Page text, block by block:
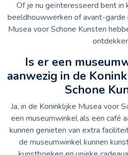
Of je nu geïnteresseerd bent in
beeldhouwwerken of avant-garde
Musea voor Schone Kunsten
Is er een
aanwezig in de
Schone
Ja, in de Koninklijke Musea voor
een museumwinkel als een café
kunnen genieten van extra
de museumwinkel kunnen